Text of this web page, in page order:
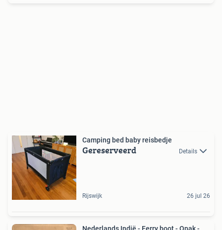
Camping bed baby reisbedje
Gereserveerd Details
Rijswijk 26 jul 26